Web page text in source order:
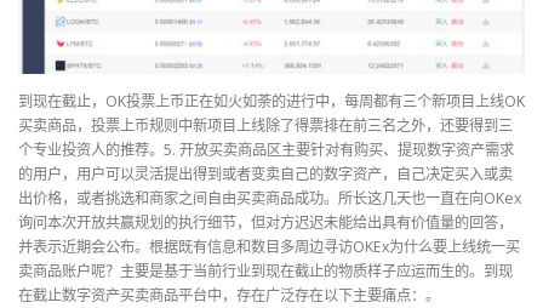
到现在截止，OK投票上币正在如火如荼的进行中，每周都有三个新项目上线OK
买卖商品，投票上币规则中新项目上线除了得票排在前三名之外，还要得到三
个专业投资人的推荐。5. 开放买卖商品区主要针对有购买、提现数字资产需求
的用户，用户可以灵活提出得到或者变卖自己的数字资产，自己决定买入或卖
出价格，或者挑选和商家之间自由买卖商品成功。所长这几天也一直在向OKex
询问本次开放共赢规划的执行细节，但对方迟迟未能给出具有价值量的回答，
并表示近期会公布。根据既有信息和数目多周边寻访OKEx为什么要上线统一买
卖商品账户呢？主要是基于当前行业到现在截止的物质样子应运而生的。到现
在截止数字资产买卖商品平台中，存在广泛存在以下主要痛点：。